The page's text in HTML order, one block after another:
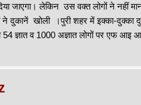
दिया जाएगा। लेकिन उस वक्त लोगों ने
ने दुकानें खोली ।पुरी शहर में इक्का-
54 ज्ञात व 1000 अज्ञात लोगों पर एफ आइ